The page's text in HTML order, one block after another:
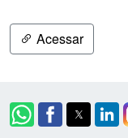
Acessar